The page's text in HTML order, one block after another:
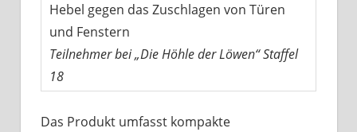
Hebel gegen das Zuschlagen von Türen
und Fenstern
Teilnehmer bei „Die Höhle der Löwen“ Staffel
18
Das Produkt umfasst kompakte